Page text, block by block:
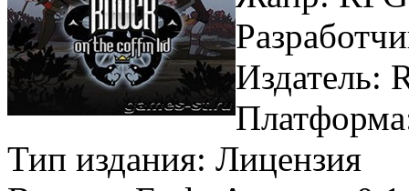
Издатель:
Тип издания: Лицензия